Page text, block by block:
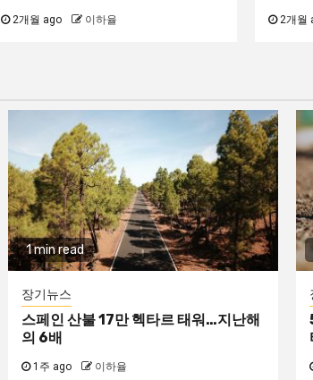
2개월 ago 이하율 2개월
1 min read
장기뉴스
스페인 산불 17만 헥타르 태워…지난해
의 6배
1주 ago 이하율